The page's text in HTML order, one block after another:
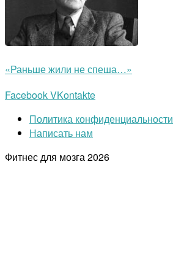
«Раньше жили не спеша…»
FacebookVKontakte
Политика конфиденциальности
Написать нам
Фитнес для мозга2026